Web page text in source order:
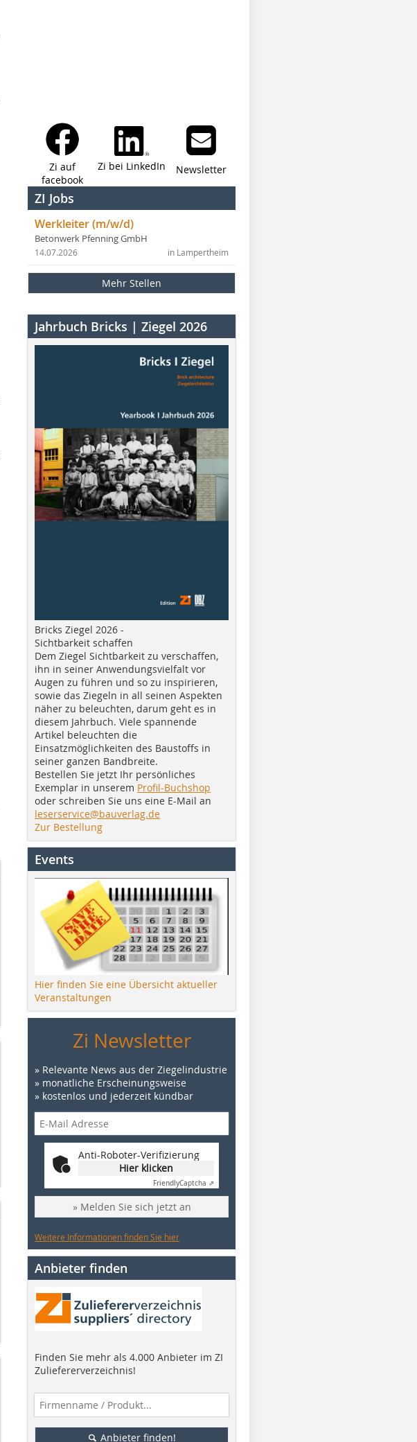
Zi auf
facebook
Zi bei LinkedIn Newsletter
ZI Jobs
Werkleiter (m/w/d)
Betonwerk Pfenning GmbH
in Lampertheim
14.07.2026
Mehr Stellen
Jahrbuch Bricks | Ziegel 2026
Bricks Ziegel 2026 -
Sichtbarkeit schaffen
Dem Ziegel Sichtbarkeit zu verschaffen,
ihn in seiner Anwendungsvielfalt vor
Augen zu führen und so zu inspirieren,
sowie das Ziegeln in all seinen Aspekten
näher zu beleuchten, darum geht es in
diesem Jahrbuch. Viele spannende
Artikel beleuchten die
Einsatzmöglichkeiten des Baustoffs in
seiner ganzen Bandbreite.
Bestellen Sie jetzt Ihr persönliches
Exemplar in unserem Profil-Buchshop
oder schreiben Sie uns eine E-Mail an
leserservice@bauverlag.de
Zur Bestellung
Events
Hier finden Sie eine Übersicht aktueller
Veranstaltungen
Zi Newsletter
» Relevante News aus der Ziegelindustrie
» monatliche Erscheinungsweise
» kostenlos und jederzeit kündbar
Anti-Roboter-Verifizierung
Hier klicken
FriendlyCaptcha ⇗
» Melden Sie sich jetzt an
Weitere Informationen finden Sie hier
Anbieter finden
Finden Sie mehr als 4.000 Anbieter im ZI
Zuliefererverzeichnis!
Anbieter finden!